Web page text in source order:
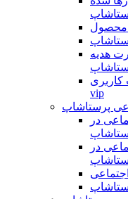
محصول
هدیه
vip
پرستاشاپ
در
در